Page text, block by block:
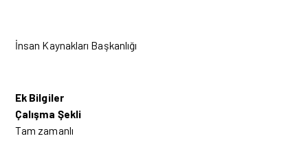
İnsan Kaynakları Başkanlığı
Ek Bilgiler
Çalışma Şekli
Tam zamanlı